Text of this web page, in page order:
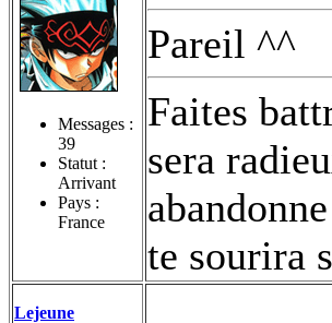
Messages :
39
Statut :
Arrivant
Pays :
France
Pareil ^^
Faites
sera
te sourira
Lejeune